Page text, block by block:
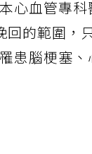
心血管專科
回的範圍，
患腦梗塞